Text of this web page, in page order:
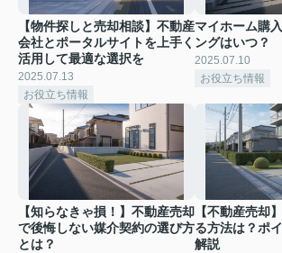
【物件探しと売却相談】不動産
会社とポータルサイトを上手く
活用して最適な選択を
2025.07.13
お役立ち情報
マイホーム購
ングはいつ？
2025.07.10
お役立ち情報
【知らなきゃ損！】不動産売却
で後悔しない媒介契約の選び方
とは？
【不動産売却
る方法は？ポ
解説